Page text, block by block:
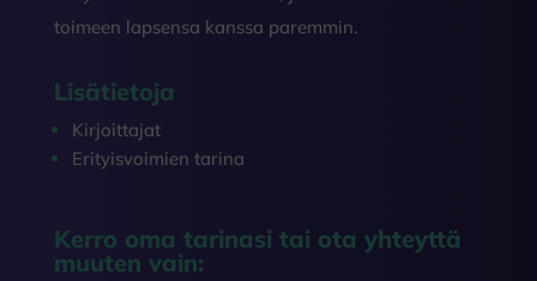
toimeen lapsensa kanssa paremmin.
Lisätietoja
Kirjoittajat
Erityisvoimien tarina
Kerro oma tarinasi tai ota yhteyttä
muuten vain: